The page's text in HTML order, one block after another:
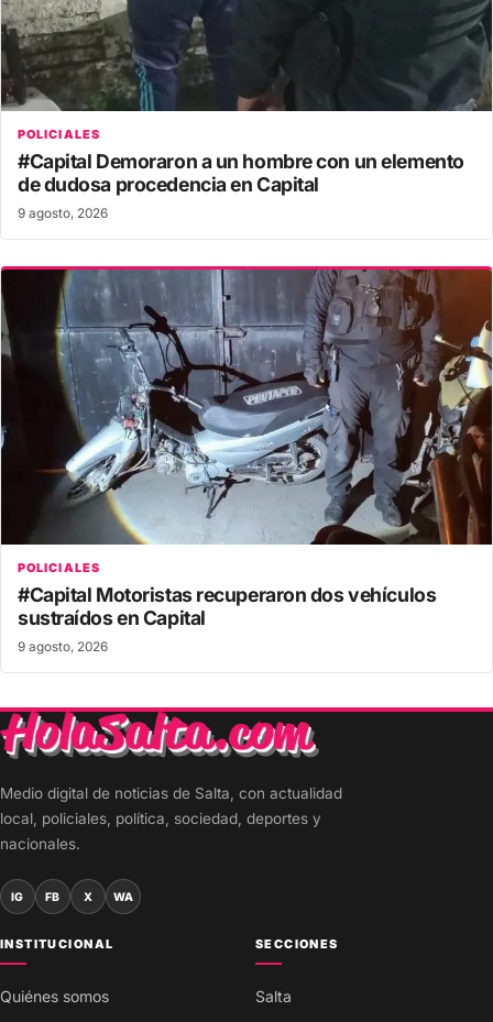
POLICIALES
#Capital Demoraron a un hombre con un elemento
de dudosa procedencia en Capital
9 agosto, 2026
POLICIALES
#Capital Motoristas recuperaron dos vehículos
sustraídos en Capital
9 agosto, 2026
Medio digital de noticias de Salta, con actualidad
local, policiales, política, sociedad, deportes y
nacionales.
IG FB X WA
INSTITUCIONAL
Quiénes somos
SECCIONES
Salta